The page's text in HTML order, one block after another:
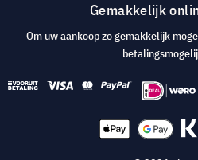
Gemakkelijk
Om uw aankoop zo gemakkelijk